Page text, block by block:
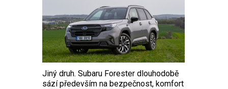
Jiný druh. Subaru Forester dlouhodobě
sází především na bezpečnost, komfort